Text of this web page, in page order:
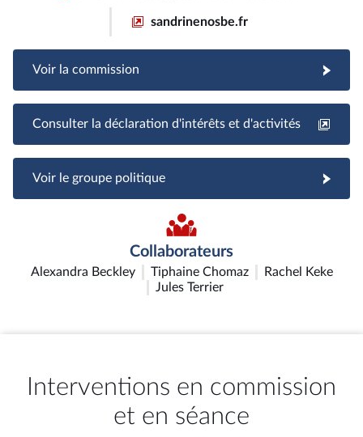
sandrinenosbe.fr
Voir la commission
Consulter la déclaration d'intérêts et d'activités
Voir le groupe politique
Collaborateurs
Alexandra Beckley Tiphaine Chomaz
Rachel Keke
Jules Terrier
Interventions en commission
et en séance